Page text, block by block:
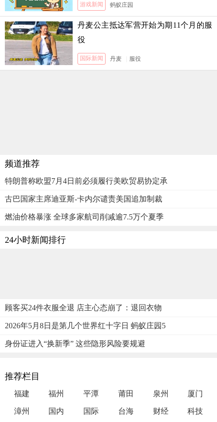
游戏新闻 蚂蚁庄园
丹麦公主抵达军营开始为期11个月的服
役
国际新闻 丹麦 服役
频道推荐
特朗普称欧盟7月4日前必须履行美欧贸易协定承
古巴国家主席迪亚斯-卡内尔谴责美国追加制裁
燃油价格暴涨 全球多家航司削减逾7.5万个夏季
24小时新闻排行
顾客买24件衣服全退 店主心态崩了：退回衣物
2026年5月8日是第几个世界红十字日 蚂蚁庄园5
身份证进入“换新季” 这些隐形风险要规避
推荐栏目
福建 福州 平潭 莆田 泉州 厦门
漳州 国内 国际 台海 财经 科技